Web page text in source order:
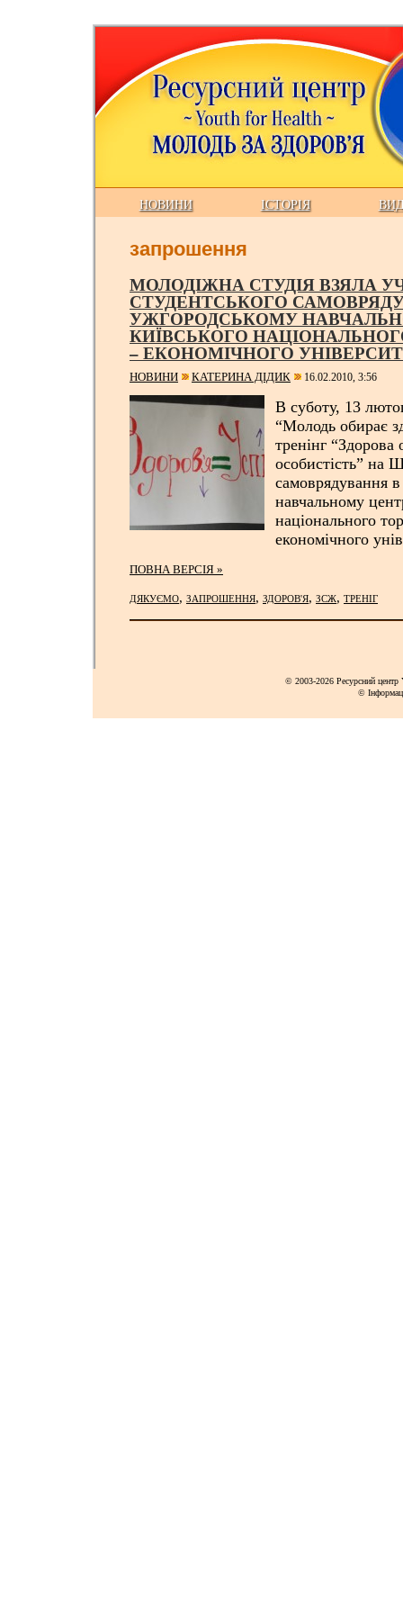
НОВИНИ ІСТОРІЯ
запрошення
МОЛОДІЖНА СТУДІЯ ВЗЯЛА
СТУДЕНТСЬКОГО
УЖГОРОДСЬКОМУ
КИЇВСЬКОГО
– ЕКОНОМІЧНОГО
НОВИНИ КАТЕРИНА ДІДИК 16.02.2010, 3:56
В суботу, 13
“Молодь обирає
тренінг “Здорова
особистість” на
самоврядування
навчальному
національного
економічного
ПОВНА ВЕРСІЯ »
ДЯКУЄМО, ЗАПРОШЕННЯ, ЗДОРОВ'Я, ЗСЖ, ТРЕНІГ
© 2003-2026 Ресурсний
©